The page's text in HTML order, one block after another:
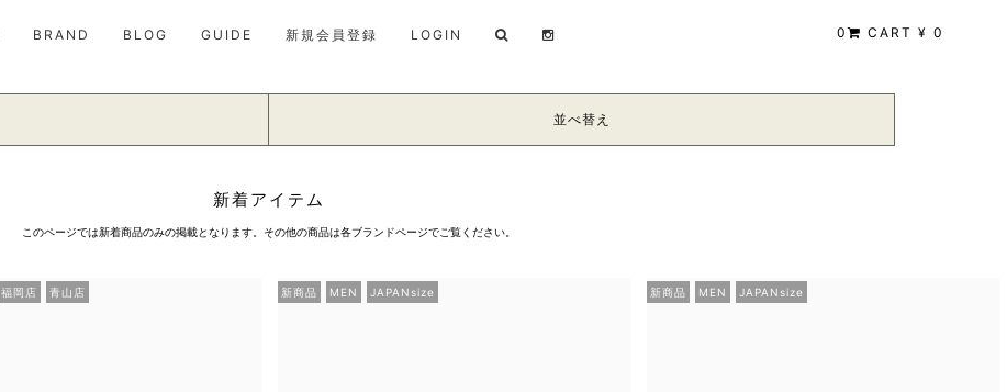
BRAND BLOG GUIDE 新規会員登録 LOGIN 0 CART ¥ 0
並べ替え
新着アイテム
このページでは新着商品のみの掲載となります。その他の商品は各ブランドページでご覧ください。
福岡店 青山店 新商品 MEN JAPANsize 新商品 MEN JAPANsize